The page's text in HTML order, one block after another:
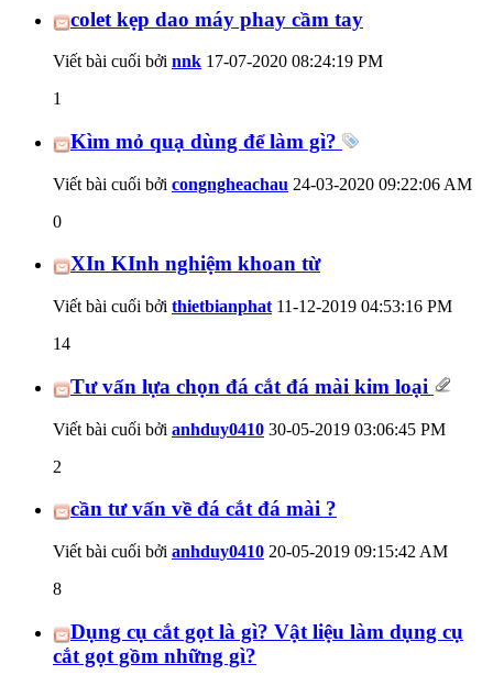
colet kẹp dao máy phay cầm tay
Viết bài cuối bởi nnk 17-07-2020 08:24:19 PM
1
Kìm mỏ quạ dùng để làm gì?
Viết bài cuối bởi congngheachau 24-03-2020 09:22:06 AM
0
XIn KInh nghiệm khoan từ
Viết bài cuối bởi thietbianphat 11-12-2019 04:53:16 PM
14
Tư vấn lựa chọn đá cắt đá mài kim loại
Viết bài cuối bởi anhduy0410 30-05-2019 03:06:45 PM
2
cần tư vấn về đá cắt đá mài ?
Viết bài cuối bởi anhduy0410 20-05-2019 09:15:42 AM
8
Dụng cụ cắt gọt là gì? Vật liệu làm dụng cụ
cắt gọt gồm những gì?